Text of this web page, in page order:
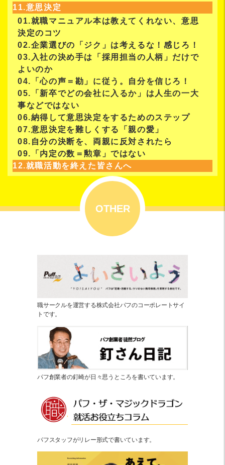
11.意思決定
01.就職マニュアル本は教えてくれない、意思
決定のコツ
02.企業選びの「ジク」は考えるな！感じろ！
03.入社の決め手は「採用担当の人柄」だけで
よいのか
04.「心の声＝勘」に従う。自分を信じろ！
05.「新卒でどの会社に入るか」は人生の一大
事などではない
06.納得して意思決定をするためのステップ
07.意思決定を難しくする「親の愛」
08.自分の決断を、両親に反対されたら
09.「内定の数＝勲章」ではない
12.就職活動を終えた皆さんへ
OTHER
職サークルを運営する株式会社パフのコーポレートサイ
トです。
パフ創業者の釘崎が日々思うところを書いています。
パフスタッフがリレー形式で書いています。